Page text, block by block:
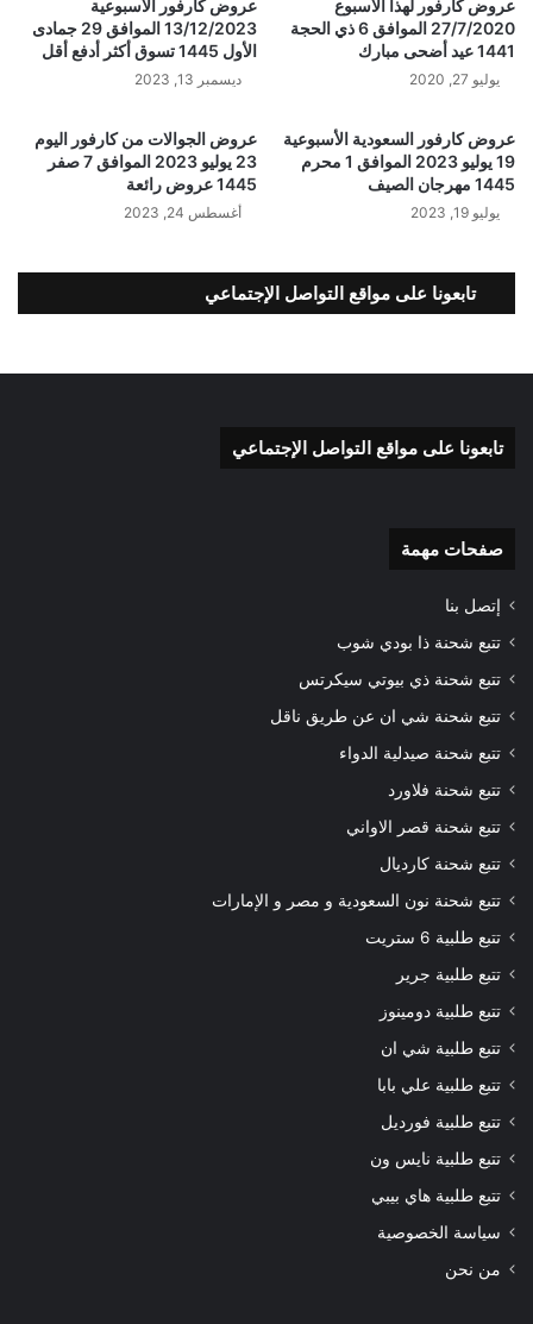
عروض كارفور لهذا الأسبوع
27/7/2020 الموافق 6 ذي الحجة
1441 عيد أضحى مبارك
يوليو 27, 2020
عروض كارفور الأسبوعية
13/12/2023 الموافق 29 جمادى
الأول 1445 تسوق أكثر أدفع أقل
ديسمبر 13, 2023
عروض كارفور السعودية الأسبوعية
19 يوليو 2023 الموافق 1 محرم
1445 مهرجان الصيف
يوليو 19, 2023
عروض الجوالات من كارفور اليوم
23 يوليو 2023 الموافق 7 صفر
1445 عروض رائعة
أغسطس 24, 2023
تابعونا على مواقع التواصل الإجتماعي
تابعونا على مواقع التواصل الإجتماعي
صفحات مهمة
إتصل بنا
تتبع شحنة ذا بودي شوب
تتبع شحنة ذي بيوتي سيكرتس
تتبع شحنة شي ان عن طريق ناقل
تتبع شحنة صيدلية الدواء
تتبع شحنة فلاورد
تتبع شحنة قصر الاواني
تتبع شحنة كارديال
تتبع شحنة نون السعودية و مصر و الإمارات
تتبع طلبية 6 ستريت
تتبع طلبية جرير
تتبع طلبية دومينوز
تتبع طلبية شي ان
تتبع طلبية علي بابا
تتبع طلبية فورديل
تتبع طلبية نايس ون
تتبع طلبية هاي بيبي
سياسة الخصوصية
من نحن